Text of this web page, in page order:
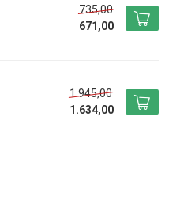
735,00
671,00
1.945,00
1.634,00